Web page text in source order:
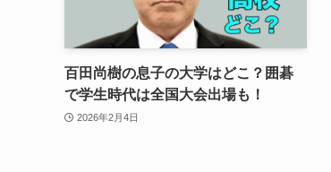
百田尚樹の息子の大学はどこ？囲碁
で学生時代は全国大会出場も！
2026年2月4日